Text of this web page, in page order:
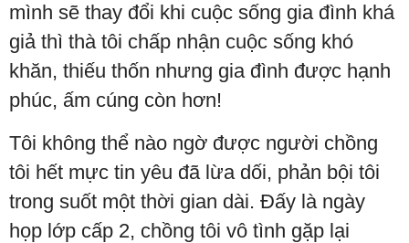
mình sẽ thay đổi khi cuộc sống gia đình khá
giả thì thà tôi chấp nhận cuộc sống khó
khăn, thiếu thốn nhưng gia đình được hạnh
phúc, ấm cúng còn hơn!
Tôi không thể nào ngờ được người chồng
tôi hết mực tin yêu đã lừa dối, phản bội tôi
trong suốt một thời gian dài. Đấy là ngày
họp lớp cấp 2, chồng tôi vô tình gặp lại